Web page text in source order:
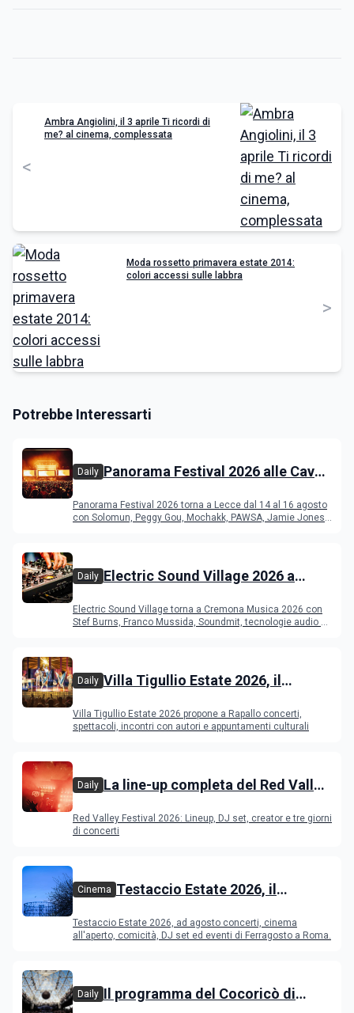
<
Ambra Angiolini, il 3 aprile Ti ricordi di
me? al cinema, complessata
Moda rossetto primavera estate 2014:
colori accessi sulle labbra
>
Potrebbe Interessarti
Daily Panorama Festival 2026 alle Cave
programma
Panorama Festival 2026 torna a Lecce dal 14 al 16 agosto
con Solomun, Peggy Gou, Mochakk, PAWSA, Jamie Jones
Daily Electric Sound Village 2026 a
Young Band Contest, il programma
Electric Sound Village torna a Cremona Musica 2026 con
Stef Burns, Franco Mussida, Soundmit, tecnologie audio e
Daily Villa Tigullio Estate 2026, il
Villa Tigullio Estate 2026 propone a Rapallo concerti,
spettacoli, incontri con autori e appuntamenti culturali
Daily La line-up completa del Red Valley
Red Valley Festival 2026: Lineup, DJ set, creator e tre giorni
di concerti
Cinema Testaccio Estate 2026, il
Ferragosto
Testaccio Estate 2026, ad agosto concerti, cinema
all'aperto, comicità, DJ set ed eventi di Ferragosto a Roma.
Daily Il programma del Cocoricò di